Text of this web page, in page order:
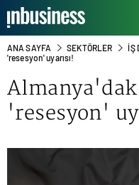
ANA SAYFA SEKTÖRLER İŞ
'resesyon' uyarısı!
'resesyon'